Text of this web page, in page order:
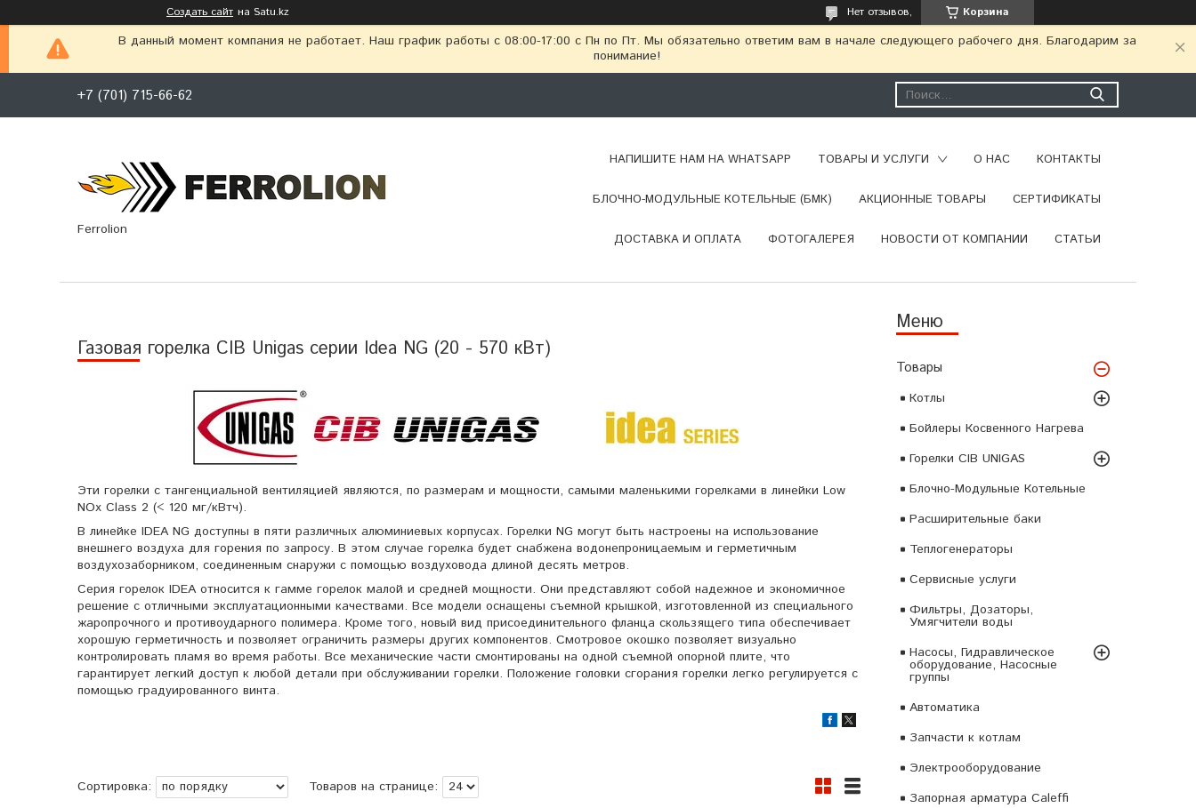
Создать сайт на Satu.kz Корзина
Нет отзывов,
В данный момент компания не работает. Наш график работы с 08:00-17:00 с Пн по Пт. Мы обязательно ответим вам в начале следующего рабочего дня. Благодарим за
понимание!
+7 (701) 715-66-62
Ferrolion
НАПИШИТЕ НАМ НА WHATSAPP ТОВАРЫ И УСЛУГИ О НАС КОНТАКТЫ
БЛОЧНО-МОДУЛЬНЫЕ КОТЕЛЬНЫЕ (БМК) АКЦИОННЫЕ ТОВАРЫ СЕРТИФИКАТЫ
ДОСТАВКА И ОПЛАТА ФОТОГАЛЕРЕЯ НОВОСТИ ОТ КОМПАНИИ СТАТЬИ
Товары
Котлы
Бойлеры Косвенного Нагрева
Горелки CIB UNIGAS
Блочно-Модульные Котельные
Расширительные баки
Теплогенераторы
Сервисные услуги
Фильтры, Дозаторы,
Умягчители воды
Насосы, Гидравлическое
оборудование, Насосные
группы
Автоматика
Запчасти к котлам
Электрооборудование
Запорная арматура Caleffi
Газовая горелка CIB Unigas серии Idea NG (20 - 570 кВт)
Эти горелки с тангенциальной вентиляцией являются, по размерам и мощности, самыми маленькими горелками в линейки Low
NOx Class 2 (< 120 мг/кВтч).
В линейке IDEA NG доступны в пяти различных алюминиевых корпусах. Горелки NG могут быть настроены на использование
внешнего воздуха для горения по запросу. В этом случае горелка будет снабжена водонепроницаемым и герметичным
воздухозаборником, соединенным снаружи с помощью воздуховода длиной десять метров.
Серия горелок IDEA относится к гамме горелок малой и средней мощности. Они представляют собой надежное и экономичное
решение с отличными эксплуатационными качествами. Все модели оснащены съемной крышкой, изготовленной из специального
жаропрочного и противоударного полимера. Кроме того, новый вид присоединительного фланца скользящего типа обеспечивает
хорошую герметичность и позволяет ограничить размеры других компонентов. Смотровое окошко позволяет визуально
контролировать пламя во время работы. Все механические части смонтированы на одной съемной опорной плите, что
гарантирует легкий доступ к любой детали при обслуживании горелки. Положение головки сгорания горелки легко регулируется с
помощью градуированного винта.